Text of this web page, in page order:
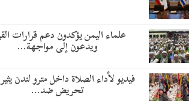
علماء اليمن يؤكدون دعم قرارات
ويدعون إلى مواجهة…
فيديو لأداء الصلاة داخل مترو لندن
تحريض ضد…